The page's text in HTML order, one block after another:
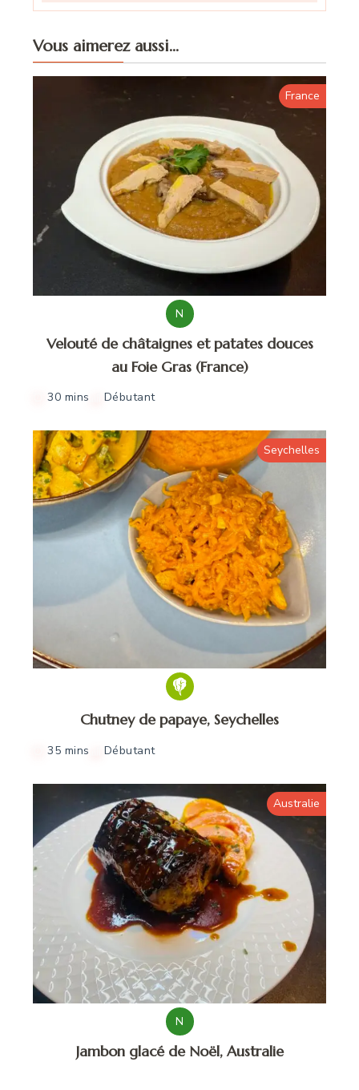
Vous aimerez aussi...
France
N
Velouté de châtaignes et patates douces
au Foie Gras (France)
30 mins Débutant
Seychelles
Chutney de papaye, Seychelles
35 mins Débutant
Australie
N
Jambon glacé de Noël, Australie